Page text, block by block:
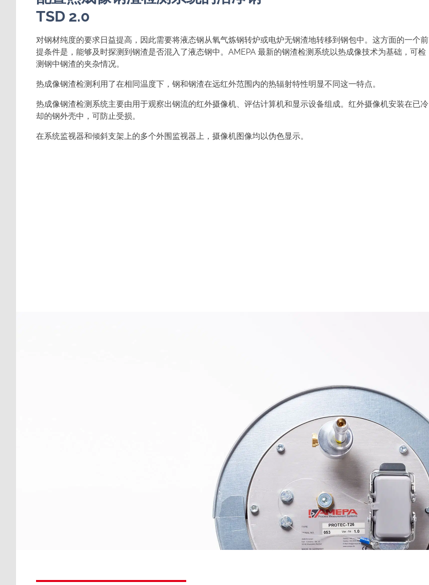
TSD 2.0
对钢材纯度的要求日益提高，因此需要将液态钢从氧气炼钢转炉或电炉无钢渣地转移到钢包中。这方面的一个前
提条件是，能够及时探测到钢渣是否混入了液态钢中。AMEPA 最新的钢渣检测系统以热成像技术为基础，可检
测钢中钢渣的夹杂情况。
热成像钢渣检测利用了在相同温度下，钢和钢渣在远红外范围内的热辐射特性明显不同这一特点。
热成像钢渣检测系统主要由用于观察出钢流的红外摄像机、评估计算机和显示设备组成。红外摄像机安装在已冷
却的钢外壳中，可防止受损。
在系统监视器和倾斜支架上的多个外围监视器上，摄像机图像均以伪色显示。